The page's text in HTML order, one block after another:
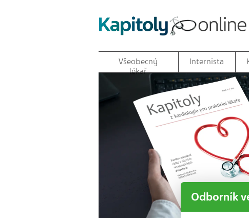
Všeobecný
lékař
Internista
Odborník